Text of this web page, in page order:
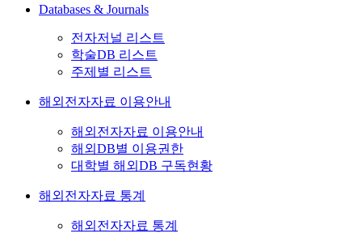
Databases & Journals
전자저널 리스트
학술DB 리스트
주제별 리스트
해외전자자료 이용안내
해외전자자료 이용안내
해외DB별 이용권한
대학별 해외DB 구독현황
해외전자자료 통계
해외전자자료 통계